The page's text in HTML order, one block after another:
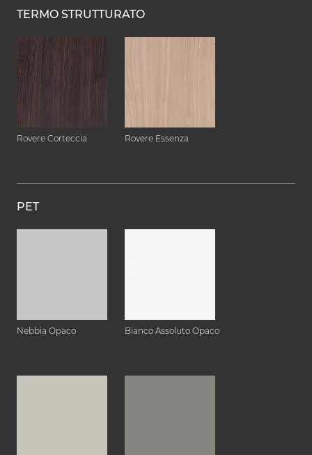
TERMO STRUTTURATO
Rovere Corteccia Rovere Essenza
PET
Nebbia Opaco Bianco Assoluto Opaco